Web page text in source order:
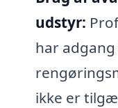
udstyr:
har
ikke er